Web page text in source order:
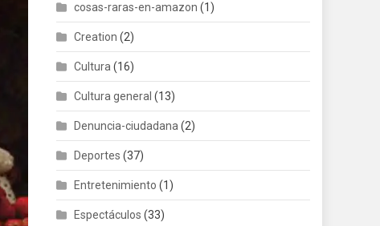
cosas-raras-en-amazon (1)
Creation (2)
Cultura (16)
Cultura general (13)
Denuncia-ciudadana (2)
Deportes (37)
Entretenimiento (1)
Espectáculos (33)